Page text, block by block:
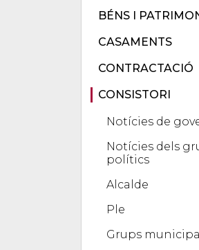
BÉNS I
CASAMENTS
CONTRACTACIÓ
CONSISTORI
Notícies de
Notícies dels
polítics
Alcalde
Ple
Grups